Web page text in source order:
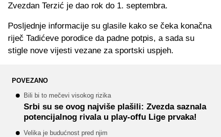
Zvezdan Terzić je dao rok do 1. septembra.
Posljednje informacije su glasile kako se čeka konačna
riječ Tadićeve porodice da padne potpis, a sada su
stigle nove vijesti vezane za sportski uspjeh.
POVEZANO
Bili bi to mečevi visokog rizika
Srbi su se ovog najviše plašili: Zvezda saznala
potencijalnog rivala u play-offu Lige prvaka!
Velika je budućnost pred njim